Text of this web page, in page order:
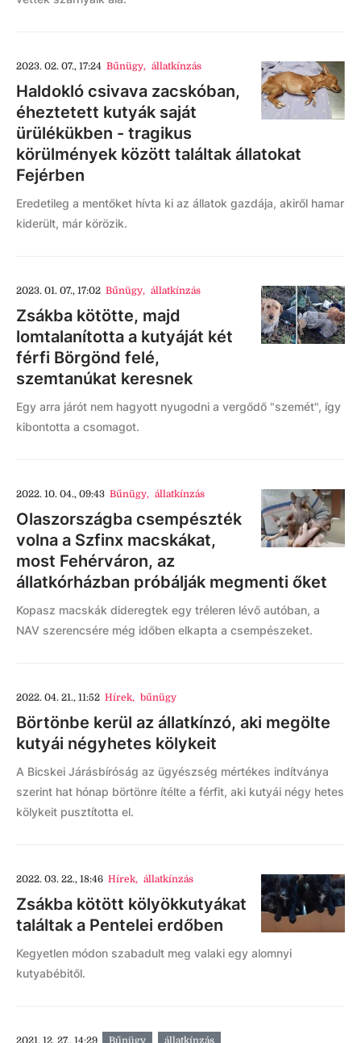
2023. 02. 07., 17:24 Bűnügy, állatkínzás
Haldokló csivava zacskóban,
éheztetett kutyák saját
ürülékükben - tragikus
körülmények között találtak állatokat
Fejérben
Eredetileg a mentőket hívta ki az állatok gazdája, akiről hamar
kiderült, már körözik.
2023. 01. 07., 17:02 Bűnügy, állatkínzás
Zsákba kötötte, majd
lomtalanította a kutyáját két
férfi Börgönd felé,
szemtanúkat keresnek
Egy arra járót nem hagyott nyugodni a vergődő "szemét", így
kibontotta a csomagot.
2022. 10. 04., 09:43 Bűnügy, állatkínzás
Olaszországba csempészték
volna a Szfinx macskákat,
most Fehérváron, az
állatkórházban próbálják megmenti őket
Kopasz macskák dideregtek egy tréleren lévő autóban, a
NAV szerencsére még időben elkapta a csempészeket.
2022. 04. 21., 11:52 Hírek, bűnügy
Börtönbe kerül az állatkínzó, aki megölte
kutyái négyhetes kölykeit
A Bicskei Járásbíróság az ügyészség mértékes indítványa
szerint hat hónap börtönre ítélte a férfit, aki kutyái négy hetes
kölykeit pusztította el.
2022. 03. 22., 18:46 Hírek, állatkínzás
Zsákba kötött kölyökkutyákat
találtak a Pentelei erdőben
Kegyetlen módon szabadult meg valaki egy alomnyi
kutyabébitől.
2021. 12. 27., 14:29 Bűnügy állatkínzás